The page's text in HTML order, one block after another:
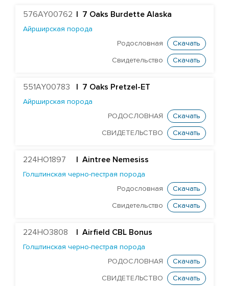
Абердин-ангусская порода
Голштинская красно-пестрая порода
Farnear Mega-Man 119-ET
Mr Mega-Dare 54596-ET
X Redrock-View Klutch-ET
KCCK Pet Adidas-Red-ET
576AY00762 7 Oaks Burdette Alaska
Айрширская порода
Родословная
Скачать
Свидетельство Скачать
551AY00783 | 7 Oaks Pretzel-ET
Айрширская порода
РОДОСЛОВНАЯ
Скачать
СВИДЕТЕЛЬСТВО Скачать
224HO1897 Aintree Nemesiss
Голштинская черно-пестрая порода
Родословная
Скачать
Свидетельство Скачать
224HO3808 | Airfield CBL Bonus
Голштинская черно-пестрая порода
РОДОСЛОВНАЯ
Скачать
СВИДЕТЕЛЬСТВО Скачать